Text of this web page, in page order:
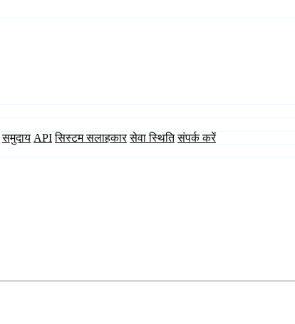
समुदाय API सिस्टम सलाहकार सेवा स्थिति संपर्क करें